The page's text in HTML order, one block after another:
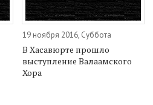
19 ноября 2016, Суббота
В Хасавюрте прошло
выступление Валаамского
Хора